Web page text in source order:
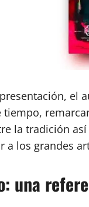
el
tiempo,
la tradición
a los grandes
una